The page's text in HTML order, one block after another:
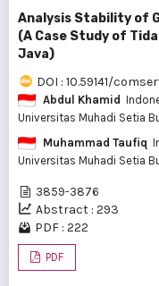
Analysis Stability of
(A Case Study of
Java)
DOI : 10.59141/
Abdul Khamid
Universitas Muhadi Setia
Muhammad Taufiq
Universitas Muhadi Setia
3859-3876
Abstract : 293
PDF : 222
PDF